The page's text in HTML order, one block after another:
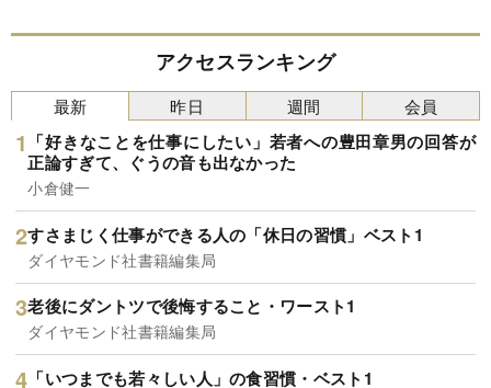
アクセスランキング
最新
「好きなことを仕事にしたい」若者への豊田章男の回答が
正論すぎて、ぐうの音も出なかった
小倉健一
すさまじく仕事ができる人の「休日の習慣」ベスト1
ダイヤモンド社書籍編集局
老後にダントツで後悔すること・ワースト1
ダイヤモンド社書籍編集局
「いつまでも若々しい人」の食習慣・ベスト1
昨日 週間 会員